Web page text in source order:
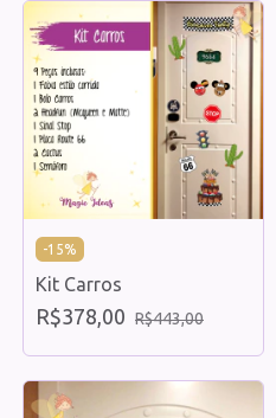
-15%
Kit Carros
R$378,00 R$443,00